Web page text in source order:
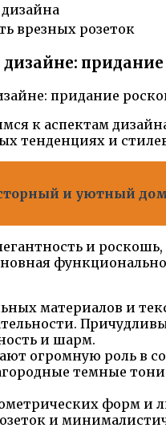
врезных розеток
дизайне:
к аспектам
тенденциях и
и уютный
и
материалов и
и шарм.
огромную роль в
темные
форм и
и